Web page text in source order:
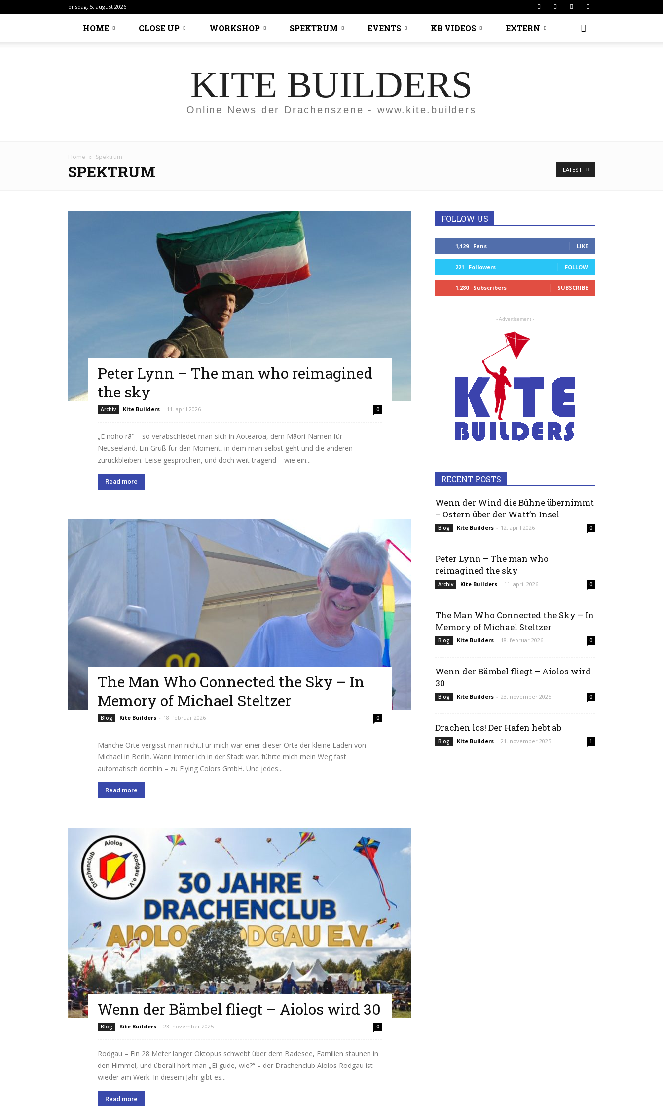
onsdag, 5. august 2026.
HOME CLOSE UP WORKSHOP SPEKTRUM EVENTS KB VIDEOS EXTERN
KITE BUILDERS
Online News der Drachenszene - www.kite.builders
Home Spektrum
SPEKTRUM LATEST
Peter Lynn – The man who reimagined
the sky
Archiv Kite Builders - 11. april 2026 0
„E noho rā“ – so verabschiedet man sich in Aotearoa, dem Māori-Namen für
Neuseeland. Ein Gruß für den Moment, in dem man selbst geht und die anderen
zurückbleiben. Leise gesprochen, und doch weit tragend – wie ein...
Read more
The Man Who Connected the Sky – In
Memory of Michael Steltzer
Blog Kite Builders - 18. februar 2026 0
Manche Orte vergisst man nicht.Für mich war einer dieser Orte der kleine Laden von
Michael in Berlin. Wann immer ich in der Stadt war, führte mich mein Weg fast
automatisch dorthin – zu Flying Colors GmbH. Und jedes...
Read more
Wenn der Bämbel fliegt – Aiolos wird 30
Blog Kite Builders - 23. november 2025 0
Rodgau – Ein 28 Meter langer Oktopus schwebt über dem Badesee, Familien staunen in
den Himmel, und überall hört man „Ei gude, wie?“ – der Drachenclub Aiolos Rodgau ist
wieder am Werk. In diesem Jahr gibt es...
Read more
FOLLOW US
1,129 Fans LIKE
221 Followers FOLLOW
1,280 Subscribers SUBSCRIBE
- Advertisement -
RECENT POSTS
Wenn der Wind die Bühne übernimmt
– Ostern über der Watt’n Insel
Blog Kite Builders - 12. april 2026 0
Peter Lynn – The man who
reimagined the sky
Archiv Kite Builders - 11. april 2026 0
The Man Who Connected the Sky – In
Memory of Michael Steltzer
Blog Kite Builders - 18. februar 2026 0
Wenn der Bämbel fliegt – Aiolos wird
30
Blog Kite Builders - 23. november 2025 0
Drachen los! Der Hafen hebt ab
Blog Kite Builders - 21. november 2025 1